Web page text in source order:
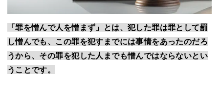
「罪を憎んで人を憎まず」とは、犯した罪は罪として罰
し憎んでも、この罪を犯すまでには事情をあったのだろ
うから、その罪を犯した人までも憎んではならないとい
うことです。